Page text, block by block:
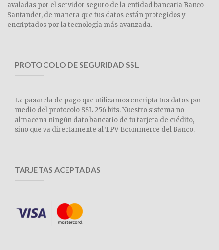
avaladas por el servidor seguro de la entidad bancaria Banco
Santander, de manera que tus datos están protegidos y
encriptados por la tecnología más avanzada.
PROTOCOLO DE SEGURIDAD SSL
La pasarela de pago que utilizamos encripta tus datos por
medio del protocolo SSL 256 bits. Nuestro sistema no
almacena ningún dato bancario de tu tarjeta de crédito,
sino que va directamente al TPV Ecommerce del Banco.
TARJETAS ACEPTADAS